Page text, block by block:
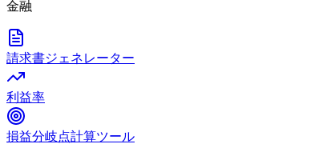
金融
請求書ジェネレーター
利益率
損益分岐点計算ツール